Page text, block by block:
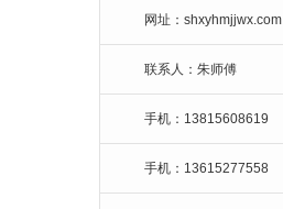
网址：shxyhmjjwx.com
联系人：朱师傅
手机：13815608619
手机：13615277558